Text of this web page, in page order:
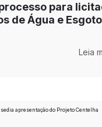
para
de Água e
Leia